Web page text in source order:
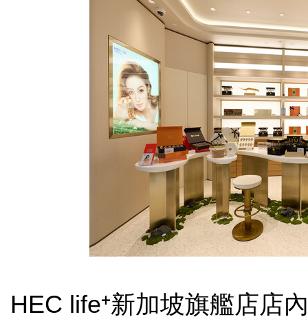
HEC life⁺新加坡旗艦店店